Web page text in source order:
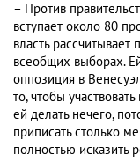
– Против
вступает около 80
власть
всеобщих выборах.
оппозиция в
то, чтобы
ей делать нечего,
приписать столько
полностью исказить